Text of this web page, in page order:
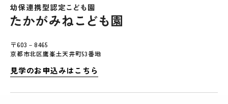
〒603－8465
京都市北区鷹峯土天井町53番地
見学のお申込みはこちら